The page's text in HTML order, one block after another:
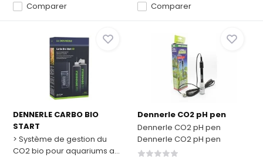
Comparer Comparer
DENNERLE CARBO BIO
START
> Système de gestion du
CO2 bio pour aquariums a...
Dennerle CO2 pH pen
Dennerle CO2 pH pen
Dennerle CO2 pH pen